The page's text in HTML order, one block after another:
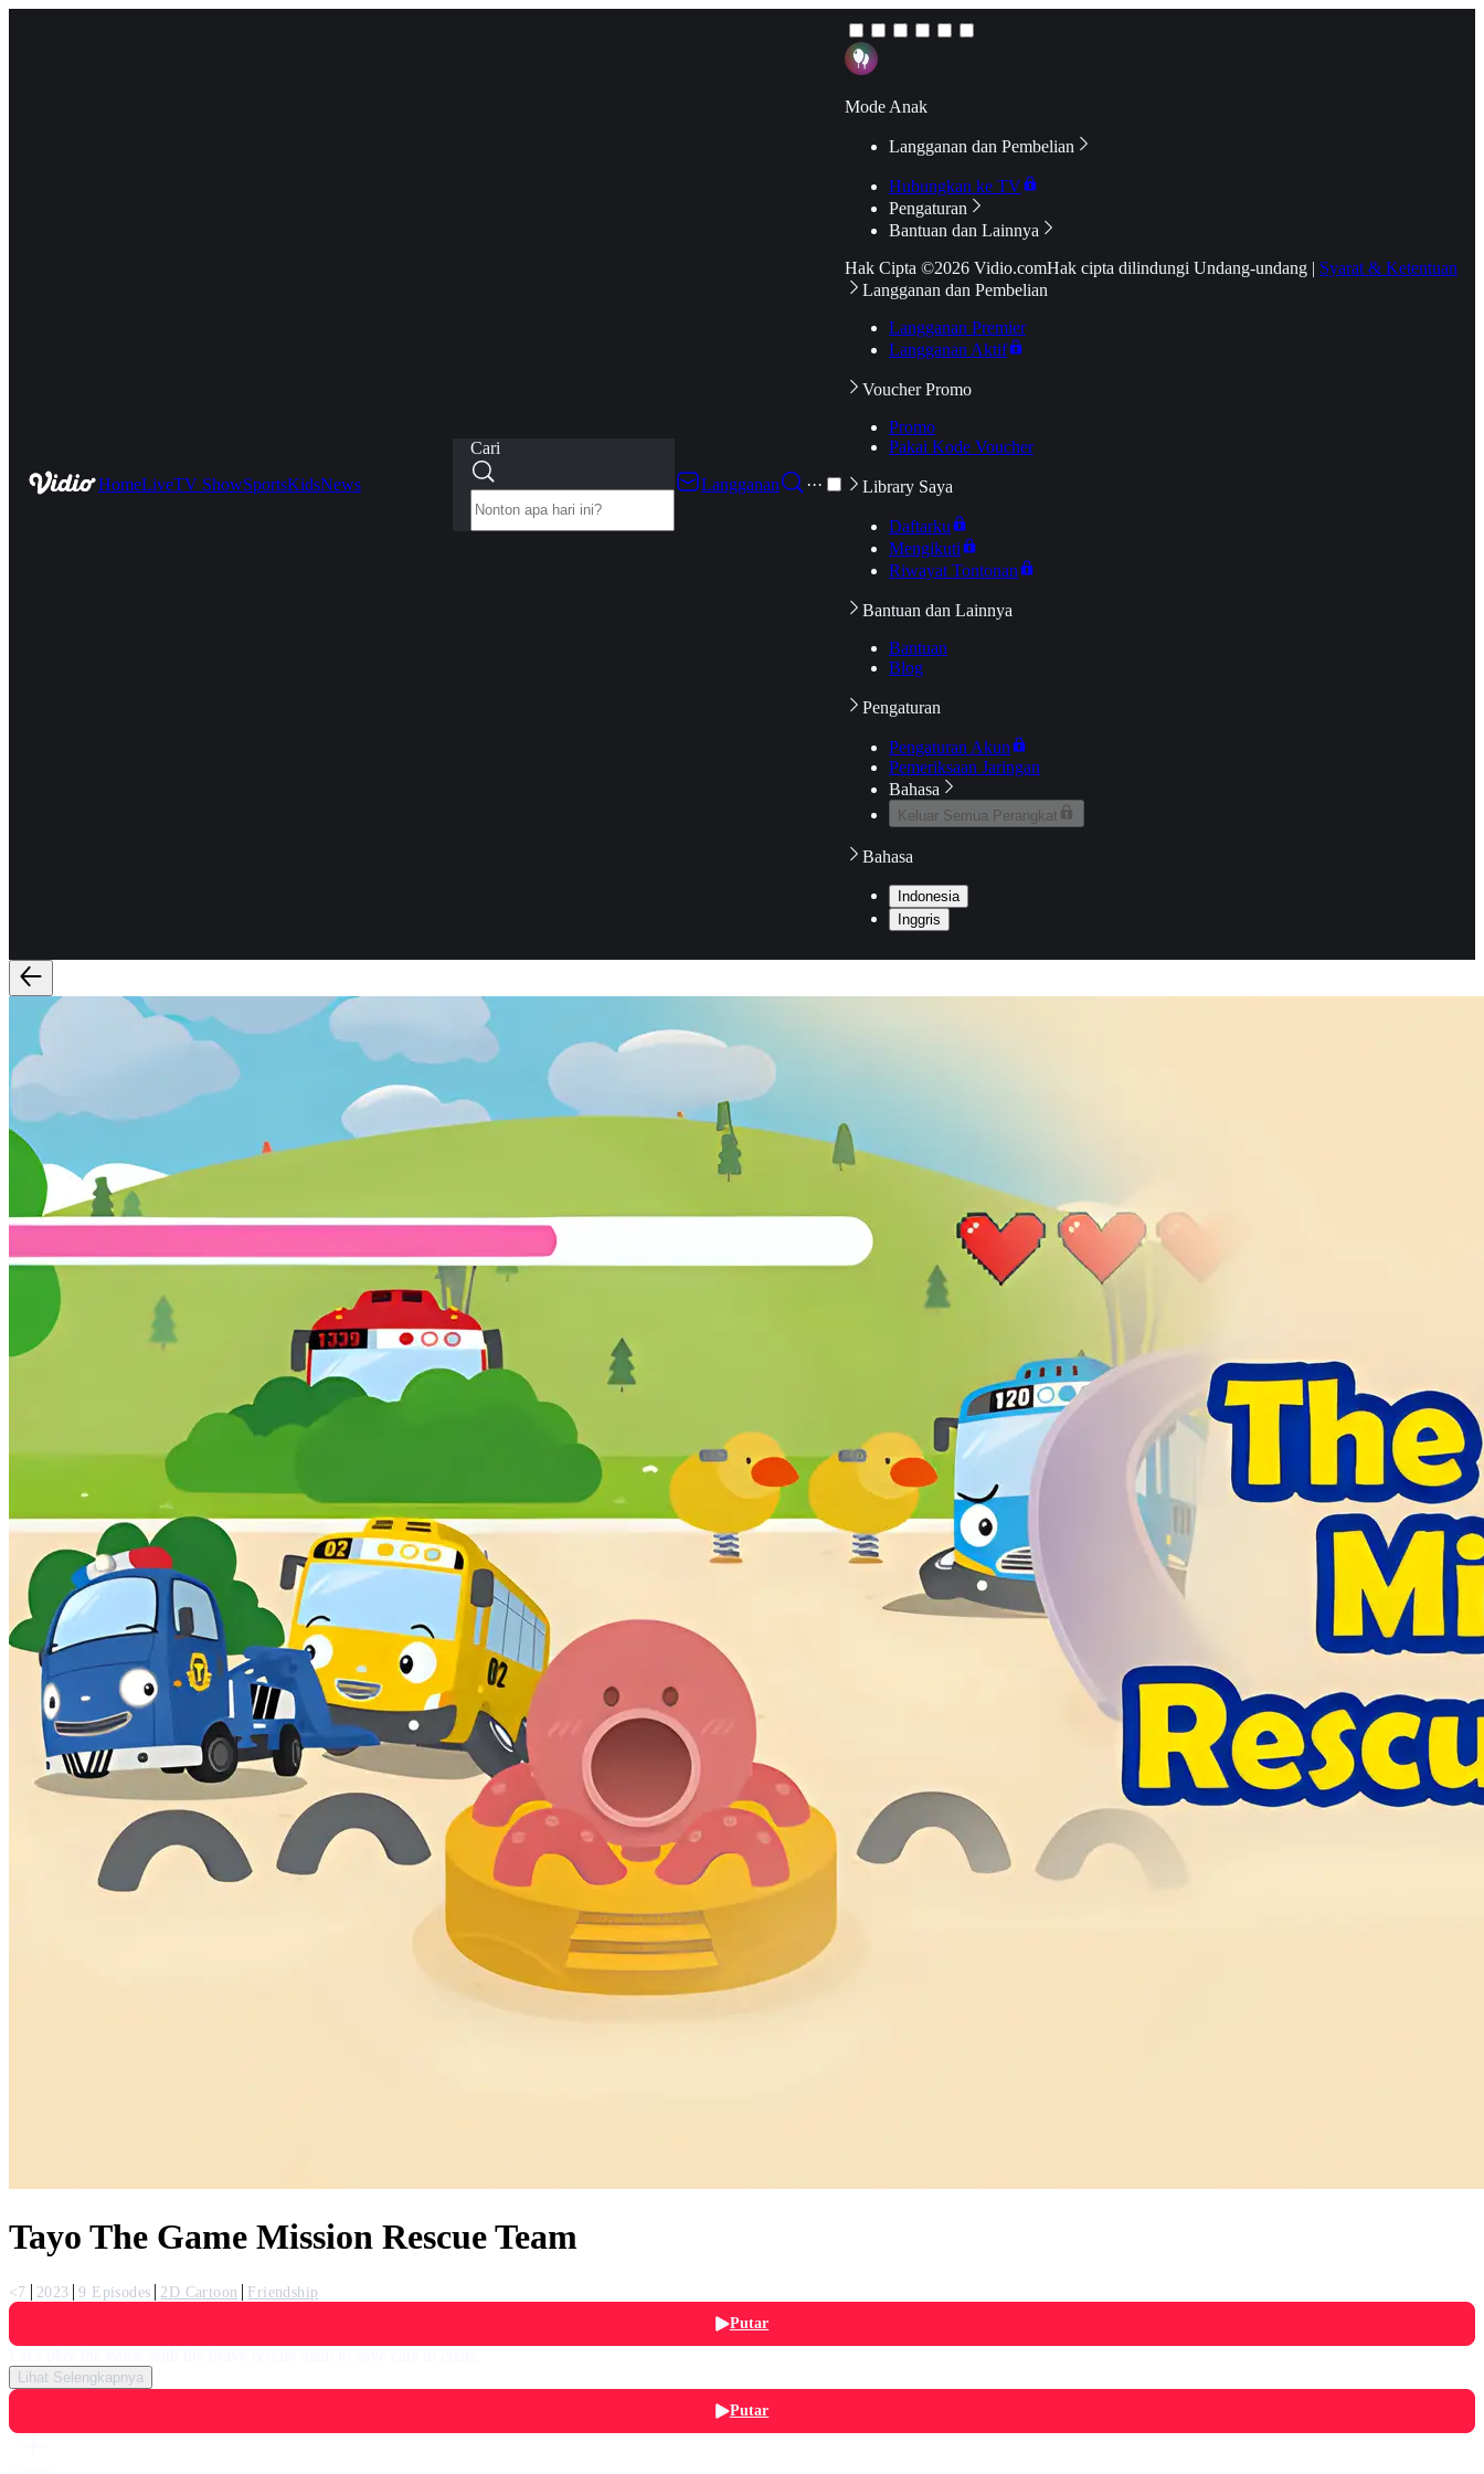
HomeLiveTV ShowSportsKidsNews
Cari
Langganan
···
Mode Anak
Langganan dan Pembelian
Hubungkan ke TV
Pengaturan
Bantuan dan Lainnya
Hak Cipta ©2026 Vidio.comHak cipta dilindungi Undang-undang | Syarat & Ketentuan
Langganan dan Pembelian
Langganan Premier
Langganan Aktif
Voucher Promo
Promo
Pakai Kode Voucher
Library Saya
Daftarku
Mengikuti
Riwayat Tontonan
Bantuan dan Lainnya
Bantuan
Blog
Pengaturan
Pengaturan Akun
Pemeriksaan Jaringan
Bahasa
Keluar Semua Perangkat
Bahasa
Indonesia
Inggris
Tayo The Game Mission Rescue Team
<7 2023 9 Episodes 2D Cartoon
Friendship
Putar
Lihat Selengkapnya
Putar